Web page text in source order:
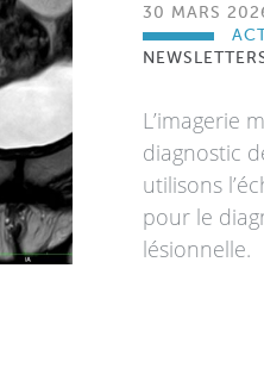
30 MARS
L’imagerie
diagnostic
utilisons
pour le
lésionnelle.